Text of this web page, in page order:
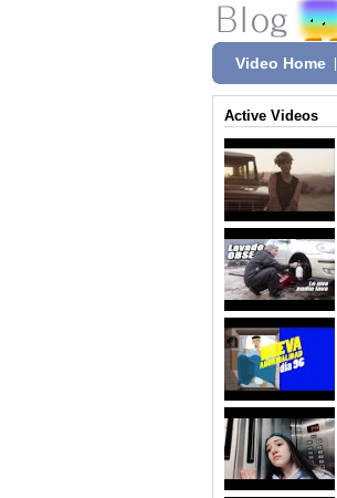
Video Home
Active Videos